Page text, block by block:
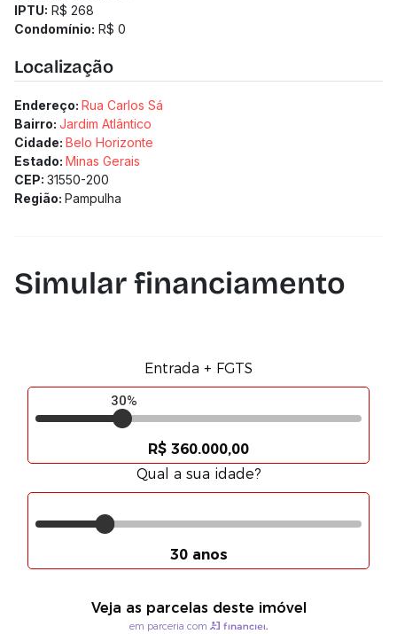
IPTU: R$ 268
Condomínio: R$ 0
Localização
Endereço: Rua Carlos Sá
Bairro: Jardim Atlântico
Cidade: Belo Horizonte
Estado: Minas Gerais
CEP: 31550-200
Região: Pampulha
Simular financiamento